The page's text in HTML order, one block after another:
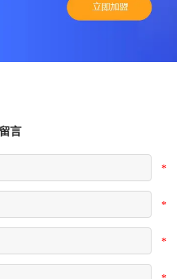
言
*
*
*